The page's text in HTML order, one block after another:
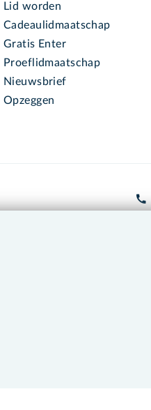
Lid worden
Cadeaulidmaatschap
Gratis Enter
Proeflidmaatschap
Nieuwsbrief
Opzeggen